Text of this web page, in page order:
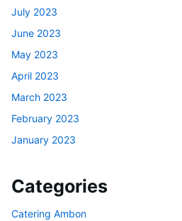
July 2023
June 2023
May 2023
April 2023
March 2023
February 2023
January 2023
Categories
Catering Ambon